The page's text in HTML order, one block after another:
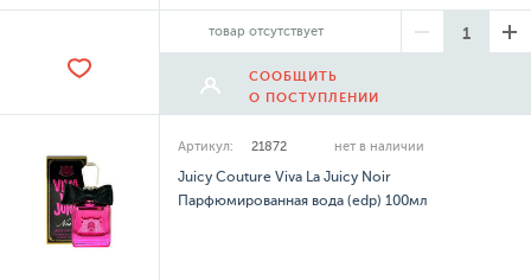
товар отсутствует
СООБЩИТЬ
О ПОСТУПЛЕНИИ
Артикул: 21872 нет в наличии
Juicy Couture Viva La Juicy Noir
Парфюмированная вода (edp) 100мл